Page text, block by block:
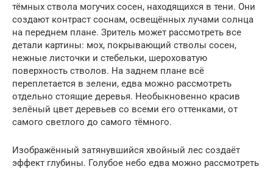
тёмных ствола могучих сосен, находящихся в тени. Они
создают контраст соснам, освещённых лучами солнца
на переднем плане. Зритель может рассмотреть все
детали картины: мох, покрывающий стволы сосен,
нежные листочки и стебельки, шероховатую
поверхность стволов. На заднем плане всё
переплетается в зелени, едва можно рассмотреть
отдельно стоящие деревья. Необыкновенно красив
зелёный цвет деревьев со всеми его оттенками, от
самого светлого до самого тёмного.
Изображённый затянувшийся хвойный лес создаёт
эффект глубины. Голубое небо едва можно рассмотреть